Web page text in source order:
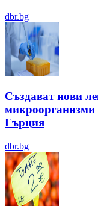
dbr.bg
Създават нови
микроорганизми
Гърция
dbr.bg